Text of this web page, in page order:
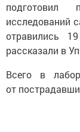
подготовил
исследований
отравились
рассказали в
Всего в
от